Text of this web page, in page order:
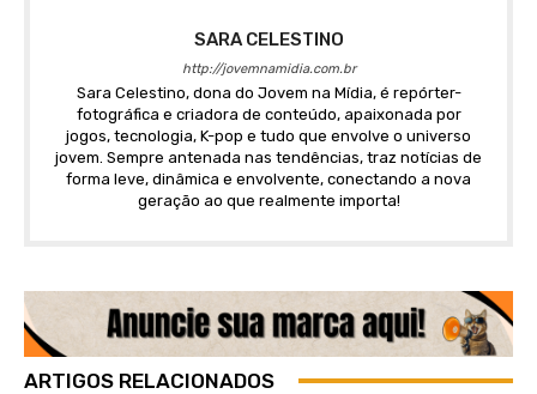
SARA CELESTINO
http://jovemnamidia.com.br
Sara Celestino, dona do Jovem na Mídia, é repórter-
fotográfica e criadora de conteúdo, apaixonada por
jogos, tecnologia, K-pop e tudo que envolve o universo
jovem. Sempre antenada nas tendências, traz notícias de
forma leve, dinâmica e envolvente, conectando a nova
geração ao que realmente importa!
ARTIGOS RELACIONADOS